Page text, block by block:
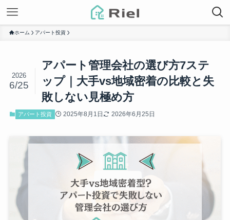
ホーム アパート投資
アパート管理会社の選び方7ステ
ップ｜大手vs地域密着の比較と失
敗しない見極め方
2026
6/25
アパート投資 2025年8月1日 2026年6月25日